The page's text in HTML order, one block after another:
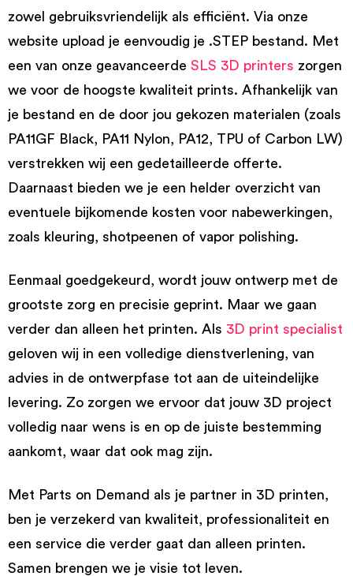
zowel gebruiksvriendelijk als efficiënt. Via onze
website upload je eenvoudig je .STEP bestand. Met
een van onze geavanceerde SLS 3D printers zorgen
we voor de hoogste kwaliteit prints. Afhankelijk van
je bestand en de door jou gekozen materialen (zoals
PA11GF Black, PA11 Nylon, PA12, TPU of Carbon LW)
verstrekken wij een gedetailleerde offerte.
Daarnaast bieden we je een helder overzicht van
eventuele bijkomende kosten voor nabewerkingen,
zoals kleuring, shotpeenen of vapor polishing.
Eenmaal goedgekeurd, wordt jouw ontwerp met de
grootste zorg en precisie geprint. Maar we gaan
verder dan alleen het printen. Als 3D print specialist
geloven wij in een volledige dienstverlening, van
advies in de ontwerpfase tot aan de uiteindelijke
levering. Zo zorgen we ervoor dat jouw 3D project
volledig naar wens is en op de juiste bestemming
aankomt, waar dat ook mag zijn.
Met Parts on Demand als je partner in 3D printen,
ben je verzekerd van kwaliteit, professionaliteit en
een service die verder gaat dan alleen printen.
Samen brengen we je visie tot leven.